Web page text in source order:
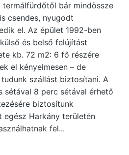
termálfürdőtől bár mindössze
csendes, nyugodt
el. Az épület 1992-ben
és belső felújítást
kb. 72 m2: 6 fő részére
el kényelmesen – de
szállást biztosítani. A
sétával 8 perc sétával érhető
biztosítunk
Harkány területén
fel...